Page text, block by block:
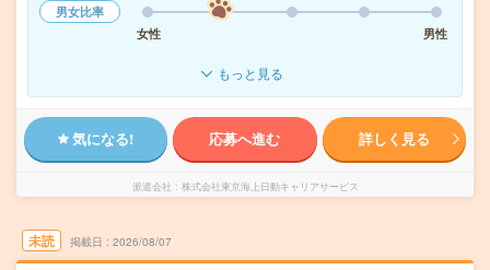
男女比率
女性
男性
もっと見る
気になる! 応募へ進む 詳しく見る
派遣会社 株式会社東京海上日動キャリアサービス
未読 掲載日 2026/08/07